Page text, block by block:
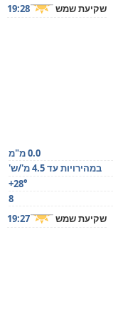
שקיעת שמש 19:28
0.0 מ"מ
במהירויות עד 4.5 מ'/ש'
+28°
8
שקיעת שמש 19:27